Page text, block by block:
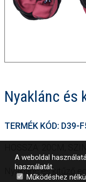
Nyaklánc és
TERMÉK KÓD: D39-
Nyaklánc és kitűző
A weboldal
használatát.
Működéshez